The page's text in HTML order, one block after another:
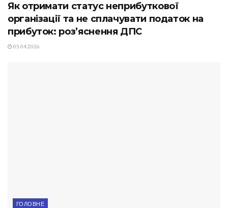
Як отримати статус неприбуткової
організації та не сплачувати податок на
прибуток: роз’яснення ДПС
05.04.2026
ГОЛОВНЕ